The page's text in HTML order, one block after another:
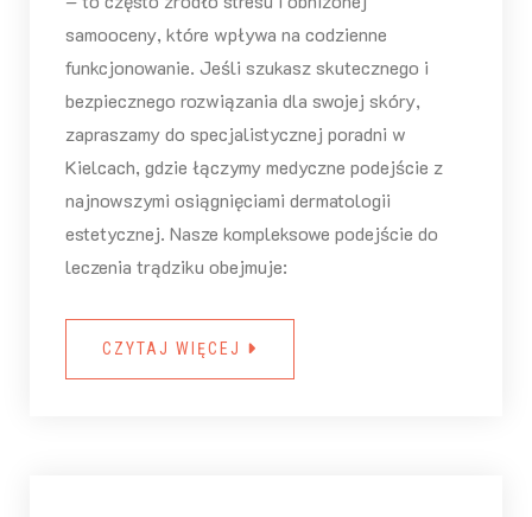
samooceny, które wpływa na codzienne
funkcjonowanie. Jeśli szukasz skutecznego i
bezpiecznego rozwiązania dla swojej skóry,
zapraszamy do specjalistycznej poradni w
Kielcach, gdzie łączymy medyczne podejście z
najnowszymi osiągnięciami dermatologii
estetycznej. Nasze kompleksowe podejście do
leczenia trądziku obejmuje:
CZYTAJ WIĘCEJ